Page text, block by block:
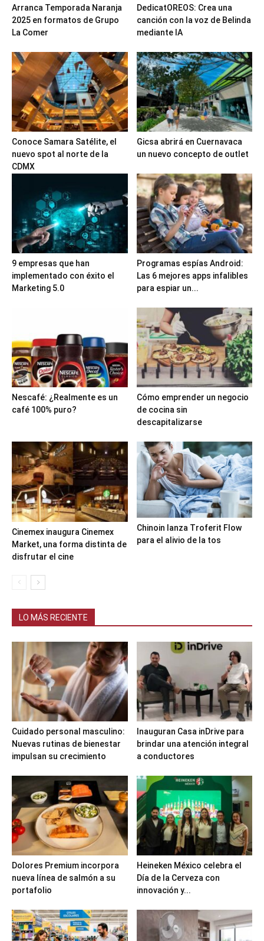
Arranca Temporada Naranja
2025 en formatos de Grupo
La Comer
DedicatOREOS: Crea una
canción con la voz de Belinda
mediante IA
Conoce Samara Satélite, el
nuevo spot al norte de la
CDMX
Gicsa abrirá en Cuernavaca
un nuevo concepto de outlet
9 empresas que han
implementado con éxito el
Marketing 5.0
Programas espías Android:
Las 6 mejores apps infalibles
para espiar un...
Nescafé: ¿Realmente es un
café 100% puro?
Cómo emprender un negocio
de cocina sin
descapitalizarse
Cinemex inaugura Cinemex
Market, una forma distinta de
disfrutar el cine
Chinoin lanza Troferit Flow
para el alivio de la tos
LO MÁS RECIENTE
Cuidado personal masculino:
Nuevas rutinas de bienestar
impulsan su crecimiento
Inauguran Casa inDrive para
brindar una atención integral
a conductores
Dolores Premium incorpora
nueva línea de salmón a su
portafolio
Heineken México celebra el
Día de la Cerveza con
innovación y...